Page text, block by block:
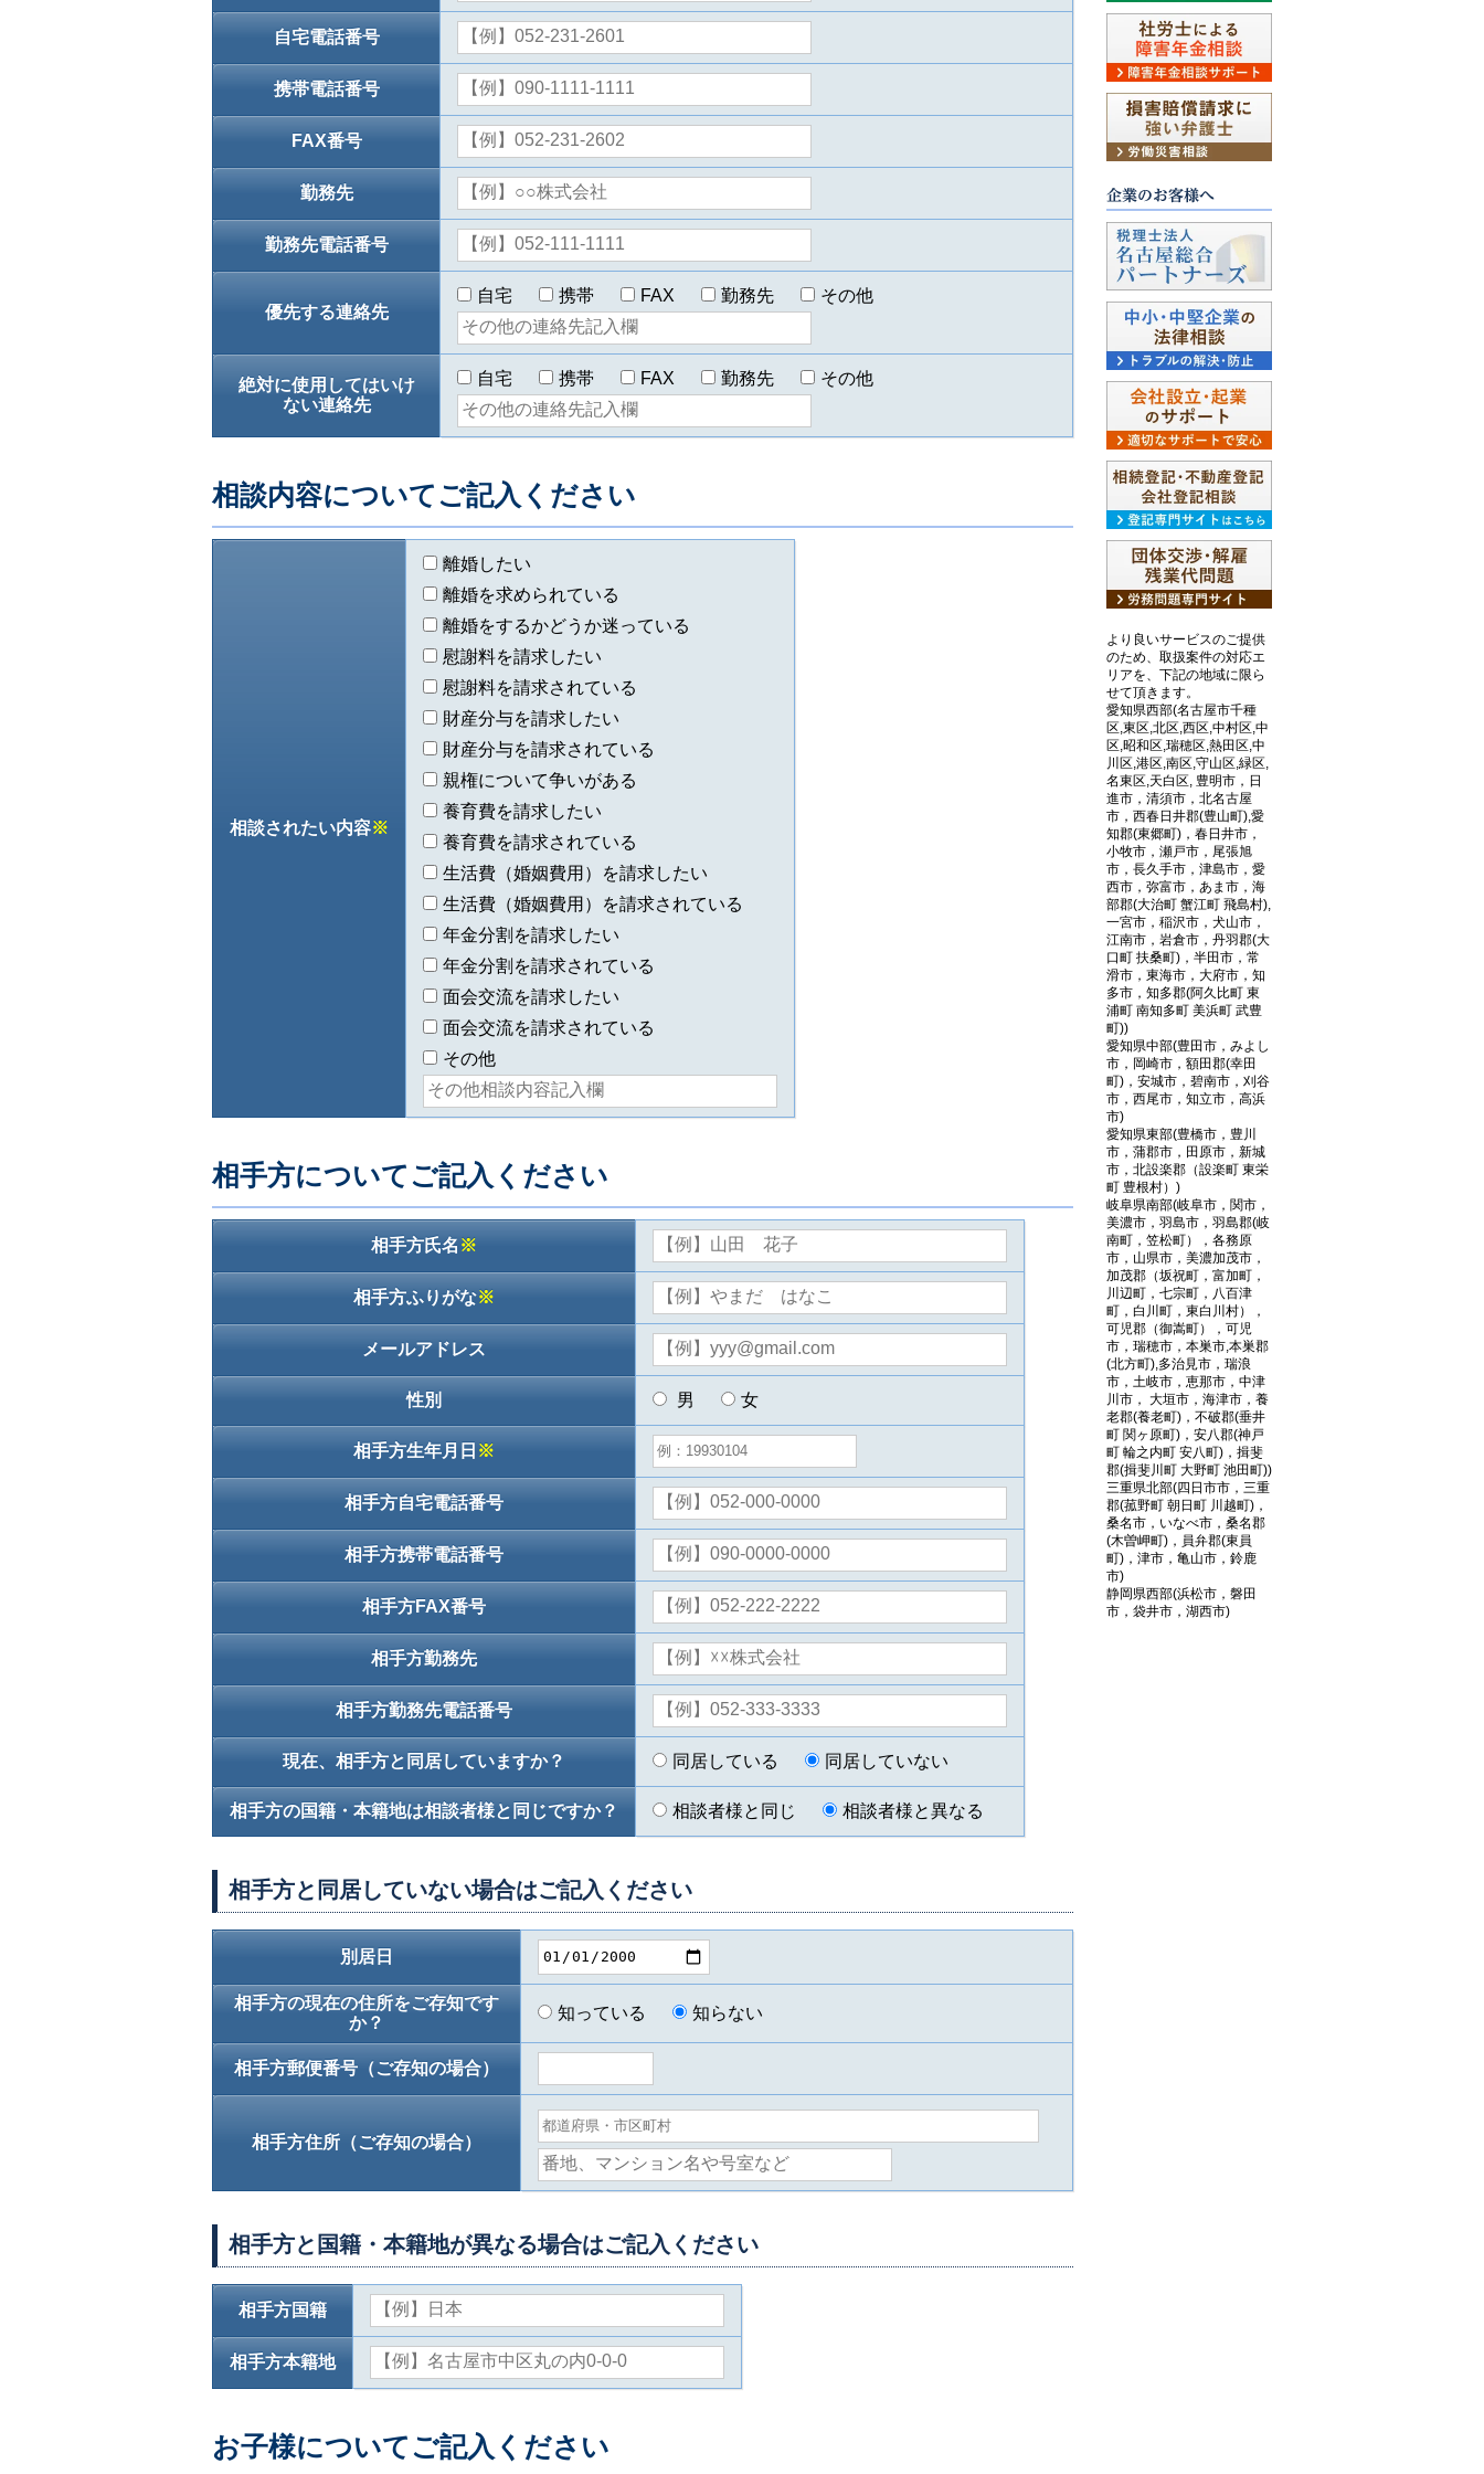
自宅電話番号
携帯電話番号
FAX番号
勤務先
勤務先電話番号
優先する連絡先
自宅 携帯 FAX 勤務先 その他
絶対に使用してはいけ
ない連絡先
自宅 携帯 FAX 勤務先 その他
相談内容についてご記入ください
相談されたい内容※
離婚したい
離婚を求められている
離婚をするかどうか迷っている
慰謝料を請求したい
慰謝料を請求されている
財産分与を請求したい
財産分与を請求されている
親権について争いがある
養育費を請求したい
養育費を請求されている
生活費（婚姻費用）を請求したい
生活費（婚姻費用）を請求されている
年金分割を請求したい
年金分割を請求されている
面会交流を請求したい
面会交流を請求されている
その他
相手方についてご記入ください
相手方氏名 ※
相手方ふりがな※
メールアドレス
性別 男 女
相手方生年月日 ※
相手方自宅電話番号
相手方携帯電話番号
相手方FAX番号
相手方勤務先
相手方勤務先電話番号
現在、相手方と同居していますか？ 同居している 同居していない
相手方の国籍・本籍地は相談者様と同じですか？ 相談者様と同じ 相談者様と異なる
相手方と同居していない場合はご記入ください
別居日
相手方の現在の住所をご存知です
か？
知っている 知らない
相手方郵便番号（ご存知の場合）
相手方住所（ご存知の場合）
相手方と国籍・本籍地が異なる場合はご記入ください
相手方国籍
相手方本籍地
お子様についてご記入ください
より良いサービスのご提供
のため、取扱案件の対応エ
リアを、下記の地域に限ら
せて頂きます。
愛知県西部(名古屋市千種
区,東区,北区,西区,中村区,中
区,昭和区,瑞穂区,熱田区,中
川区,港区,南区,守山区,緑区,
名東区,天白区, 豊明市，日
進市，清須市，北名古屋
市，西春日井郡(豊山町),愛
知郡(東郷町)，春日井市，
小牧市，瀬戸市，尾張旭
市，長久手市，津島市，愛
西市，弥富市，あま市，海
部郡(大治町 蟹江町 飛島村),
一宮市，稲沢市，犬山市，
江南市，岩倉市，丹羽郡(大
口町 扶桑町)，半田市，常
滑市，東海市，大府市，知
多市，知多郡(阿久比町 東
浦町 南知多町 美浜町 武豊
町))
愛知県中部(豊田市，みよし
市，岡崎市，額田郡(幸田
町)，安城市，碧南市，刈谷
市，西尾市，知立市，高浜
市)
愛知県東部(豊橋市，豊川
市，蒲郡市，田原市，新城
市，北設楽郡（設楽町 東栄
町 豊根村）)
岐阜県南部(岐阜市，関市，
美濃市，羽島市，羽島郡(岐
南町，笠松町），各務原
市，山県市，美濃加茂市，
加茂郡（坂祝町，富加町，
川辺町，七宗町，八百津
町，白川町，東白川村），
可児郡（御嵩町），可児
市，瑞穂市，本巣市,本巣郡
(北方町),多治見市，瑞浪
市，土岐市，恵那市，中津
川市， 大垣市，海津市，養
老郡(養老町)，不破郡(垂井
町 関ヶ原町)，安八郡(神戸
町 輪之内町 安八町)，揖斐
郡(揖斐川町 大野町 池田町))
三重県北部(四日市市，三重
郡(菰野町 朝日町 川越町)，
桑名市，いなべ市，桑名郡
(木曽岬町)，員弁郡(東員
町)，津市，亀山市，鈴鹿
市)
静岡県西部(浜松市，磐田
市，袋井市，湖西市)